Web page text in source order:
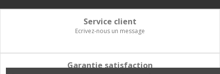
Service client
Ecrivez-nous un message
Garantie satisfaction